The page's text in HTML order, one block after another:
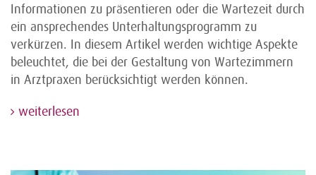
Informationen zu präsentieren oder die Wartezeit durch
ein ansprechendes Unterhaltungsprogramm zu
verkürzen. In diesem Artikel werden wichtige Aspekte
beleuchtet, die bei der Gestaltung von Wartezimmern
in Arztpraxen berücksichtigt werden können.
weiterlesen